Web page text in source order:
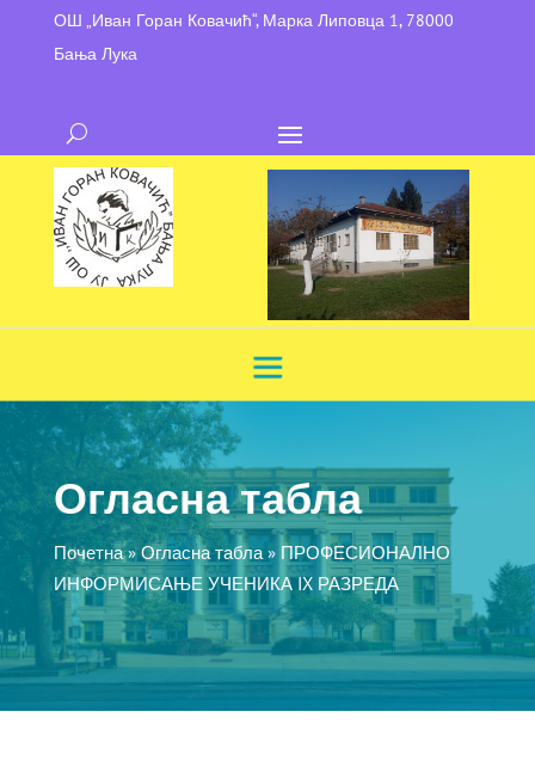
ОШ „Иван Горан Ковачић“, Марка Липовца 1, 78000
Бања Лука
Огласна табла
Почетна»Огласна табла» ПРОФЕСИОНАЛНО
ИНФОРМИСАЊЕ УЧЕНИКА IX РАЗРЕДА